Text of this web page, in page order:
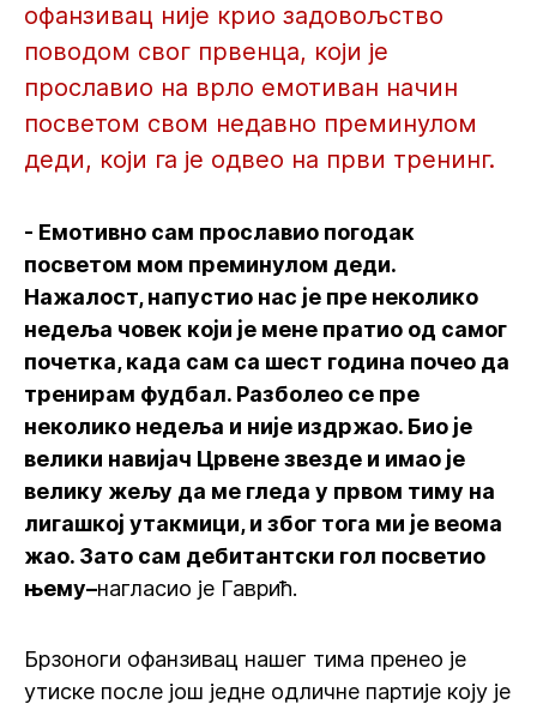
офанзивац није крио задовољство
поводом свог првенца, који је
прославио на врло емотиван начин
посветом свом недавно преминулом
деди, који га је одвео на први тренинг.
- Емотивно сам прославио погодак
посветом мом преминулом деди.
Нажалост, напустио нас је пре неколико
недеља човек који је мене пратио од самог
почетка, када сам са шест година почео да
тренирам фудбал. Разболео се пре
неколико недеља и није издржао. Био је
велики навијач Црвене звезде и имао је
велику жељу да ме гледа у првом тиму на
лигашкој утакмици, и због тога ми је веома
жао. Зато сам дебитантски гол посветио
њему–нагласио је Гаврић.
Брзоноги офанзивац нашег тима пренео је
утиске после још једне одличне партије коју је